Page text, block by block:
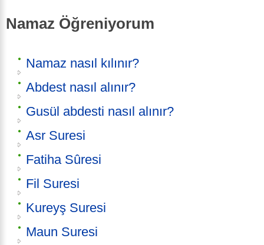
Namaz Öğreniyorum
Namaz nasıl kılınır?
Abdest nasıl alınır?
Gusül abdesti nasıl alınır?
Asr Suresi
Fatiha Sûresi
Fil Suresi
Kureyş Suresi
Maun Suresi